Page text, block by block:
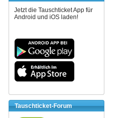
Jetzt die Tauschticket App für
Android und iOS laden!
Tauschticket-Forum